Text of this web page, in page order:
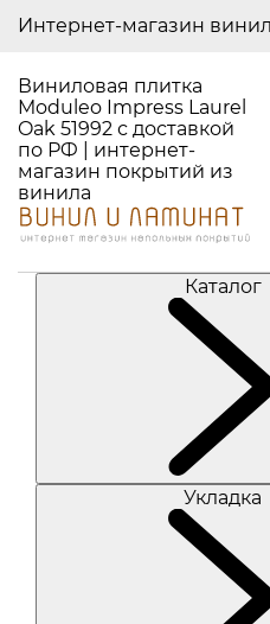
Интернет-магазин
Виниловая плитка
Moduleo Impress Laurel
Oak 51992 с доставкой
по РФ | интернет-
магазин покрытий из
винила
Каталог
Укладка